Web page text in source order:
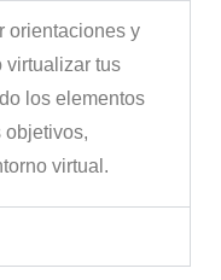
orientaciones y
virtualizar tus
los elementos
objetivos,
virtual.